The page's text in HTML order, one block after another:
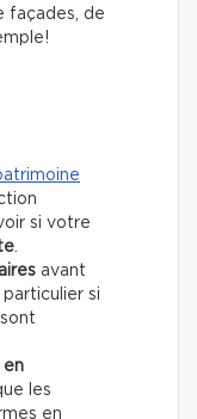
façades, de
si votre
avant
si
en
les
en